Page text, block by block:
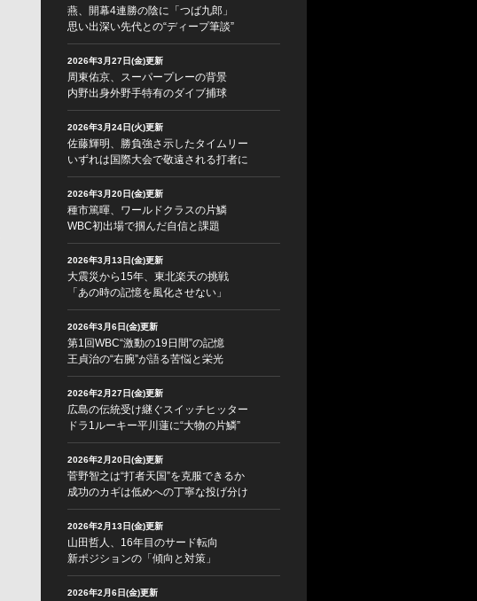
燕、開幕4連勝の陰に「つば九郎」
思い出深い先代との“ディープ筆談”
2026年3月27日(金)更新
周東佑京、スーパープレーの背景
内野出身外野手特有のダイブ捕球
2026年3月24日(火)更新
佐藤輝明、勝負強さ示したタイムリー
いずれは国際大会で敬遠される打者に
2026年3月20日(金)更新
種市篤暉、ワールドクラスの片鱗
WBC初出場で掴んだ自信と課題
2026年3月13日(金)更新
大震災から15年、東北楽天の挑戦
「あの時の記憶を風化させない」
2026年3月6日(金)更新
第1回WBC“激動の19日間”の記憶
王貞治の“右腕”が語る苦悩と栄光
2026年2月27日(金)更新
広島の伝統受け継ぐスイッチヒッター
ドラ1ルーキー平川蓮に“大物の片鱗”
2026年2月20日(金)更新
菅野智之は“打者天国”を克服できるか
成功のカギは低めへの丁寧な投げ分け
2026年2月13日(金)更新
山田哲人、16年目のサード転向
新ポジションの「傾向と対策」
2026年2月6日(金)更新